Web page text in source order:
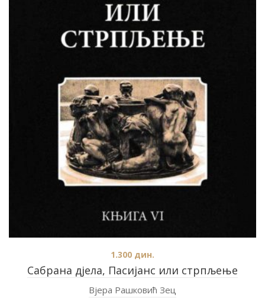
Сабрана дјела, Пасијанс или стрпљење
1.300 дин.
Вјера Рашковић Зец